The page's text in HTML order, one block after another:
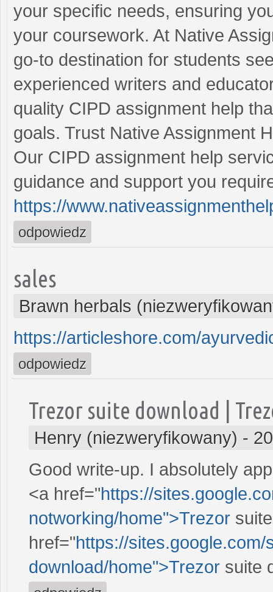
your specific needs, ensuring
your coursework. At Native
go-to destination for students
experienced writers and
quality CIPD assignment help
goals. Trust Native Assignment
Our CIPD assignment help
guidance and support you
https://
odpowiedz
sales
Brawn herbals
https://articleshore.com/
odpowiedz
Trezor suite download |
Henry (niezweryfikowany) -
Good write-up. I absolutely
<a href="https://
notworking/home">Trezor
href="https://
download/home">Trezor suite